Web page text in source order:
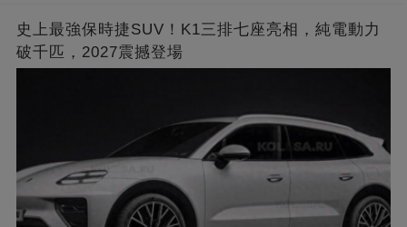
史上最強保時捷SUV！K1三排七座亮相，純電動力
破千匹，2027震撼登場